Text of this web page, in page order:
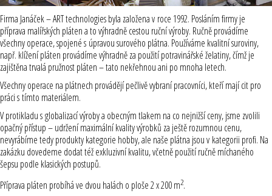
Firma Janáček – ART technologies byla založena v roce 1992. Posláním firmy je
příprava malířských pláten a to výhradně cestou ruční výroby. Ručně provádíme
všechny operace, spojené s úpravou surového plátna. Používáme kvalitní suroviny,
např. klížení pláten provádíme výhradně za použití potravinářské želatiny, čímž je
zajištěna trvalá pružnost pláten – tato nekřehnou ani po mnoha letech.
Všechny operace na plátnech provádějí pečlivě vybraní pracovníci, kteří mají cit pro
práci s tímto materiálem.
V protikladu s globalizací výroby a obecným tlakem na co nejnižší ceny, jsme zvolili
opačný přístup – udržení maximální kvality výrobků za ještě rozumnou cenu,
nevyrábíme tedy produkty kategorie hobby, ale naše plátna jsou v kategorii profi. Na
zakázku dovedeme dodat též exkluzivní kvalitu, včetně použití ručně míchaného
šepsu podle klasických postupů.
Příprava pláten probíhá ve dvou halách o ploše 2 x 200 m2.